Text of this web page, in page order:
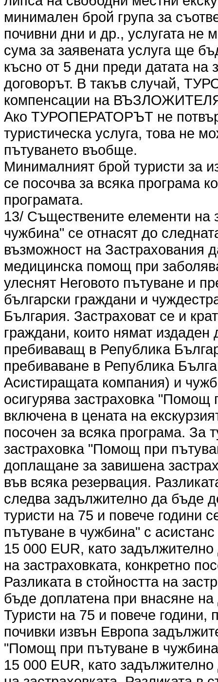
минимален брой група за
почивни дни и др., услугата не
сума за заявената услуга ще
късно от 5 дни преди датата
договорът. В такъв случай,
компенсации на
Ако ТУРОПЕРАТОРЪТ не
туристическа услуга, това не
пътуването въобще.
Минималният брой туристи за
се посочва за всяка програма
програмата.
13/ Съществените елементи на
чужбина" се отнасят до
възможност на Застрахования
медицинска помощ при
улеснят Неговото пътуване и
български граждани и
България. Застраховат се и
граждани, които нямат
пребиваващ в Република
пребиваване в Република
Асистиращата компания) и
осигурява застраховка "Помощ
включена в цената на
посочен за всяка програма. За
застраховка "Помощ при
доплащане за завишена
във всяка резервация.
следва задължително да бъде
туристи на 75 и повече години
пътуване в чужбина" с
15 000 EUR, като
на застраховката, конкретно
Разликата в стойността на
бъде доплатена при внасяне на
Туристи на 75 и повече
почивки извън Европа
"Помощ при пътуване в
15 000 EUR, като